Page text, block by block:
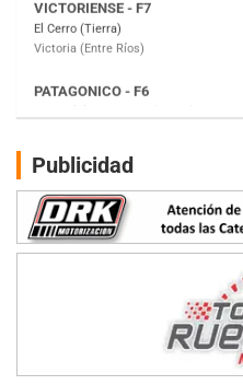
Moto Club Reginense (Tierra)
Gral. E. Godoy (Río Negro)
Juventud Unida (Tierra)
Humboldt (Santa Fe)
Ciudad de Avellaneda (Asfalto)
Avellaneda (Santa Fe)
SUR SANTAFESINO - F4
José Samuel Sánchez (Tierra)
Publicidad